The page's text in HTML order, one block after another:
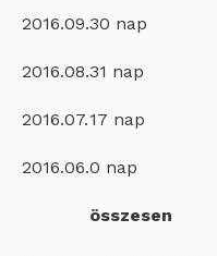
2016.09.30 nap
2016.08.31 nap
2016.07.17 nap
2016.06.0 nap
összesen